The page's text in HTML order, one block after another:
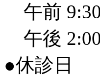
午前
午後
●休診日